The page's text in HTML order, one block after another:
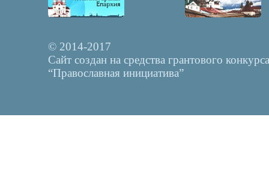
© 2014-2017
Сайт создан на средства грантового конкурса
“Православная инициатива”